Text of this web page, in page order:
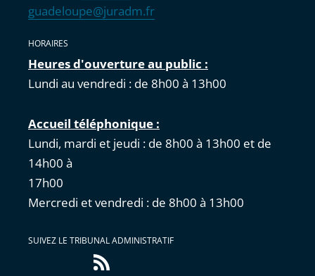
guadeloupe@juradm.fr
HORAIRES
Heures d'ouverture au public :
Lundi au vendredi : de 8h00 à 13h00
Accueil téléphonique :
Lundi, mardi et jeudi : de 8h00 à 13h00 et de
14h00 à
Mercredi et vendredi : de 8h00 à 13h00
SUIVEZ LE TRIBUNAL ADMINISTRATIF
Flux